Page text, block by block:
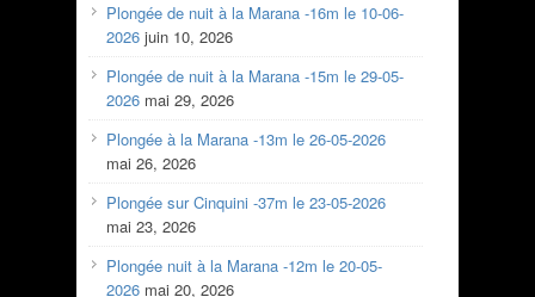
Plongée de nuit à la Marana -16m le 10-06-
2026 juin 10, 2026
Plongée de nuit à la Marana -15m le 29-05-
2026 mai 29, 2026
Plongée à la Marana -13m le 26-05-2026
mai 26, 2026
Plongée sur Cinquini -37m le 23-05-2026
mai 23, 2026
Plongée nuit à la Marana -12m le 20-05-
2026 mai 20, 2026